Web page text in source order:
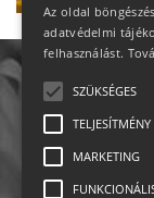
Az oldal
adatvédelmi
felhasználást.
SZÜKSÉGES
TELJESÍTMÉNY
MARKETING